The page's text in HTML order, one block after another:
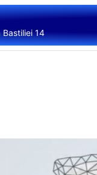
Bastiliei 14